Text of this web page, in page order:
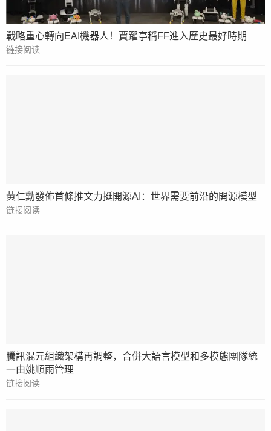
戰略重心轉向EAI機器人！賈躍亭稱FF進入歷史最好時期
链接阅读
黃仁勳發佈首條推文力挺開源AI：世界需要前沿的開源模型
链接阅读
騰訊混元組織架構再調整，合併大語言模型和多模態團隊統
一由姚順雨管理
链接阅读